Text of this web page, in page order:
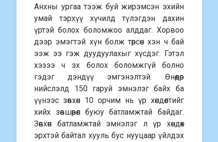
Анхны ургаа тээж буй жирэмсэн эхийн
умай тэрхүү хүчилд түлэгдэн дахин
үртэй болох боломжоо алддаг. Хорвоо
дээр эмэгтэй хүн болж төрсөн хэн ч бай
ээж ээ гэж дуудуулахыг хүсдэг. Гэтэл
хэзээ ч эх болох боломжгүй болно
гэдэг дэндүү эмгэнэлтэй. Өнөөдөр
нийслэлд 150 гаруй эмнэлэг байх ба
үүнээс зөвхөн 10 орчим нь үр хөндөлтийг
хийх зөвшөөрөл буюу батламжтай байдаг.
Зөвхөн батламжтай эмнэлэг л үр хөндөх
эрхтэй байтал хууль бус нууцаар үйлдэх